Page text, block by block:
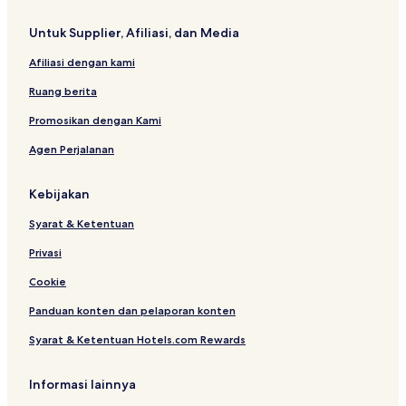
o
a
Untuk Supplier, Afiliasi, dan Media
Afiliasi dengan kami
Ruang berita
Promosikan dengan Kami
Agen Perjalanan
Kebijakan
Syarat & Ketentuan
Privasi
Cookie
Panduan konten dan pelaporan konten
Syarat & Ketentuan Hotels.com Rewards
Informasi lainnya